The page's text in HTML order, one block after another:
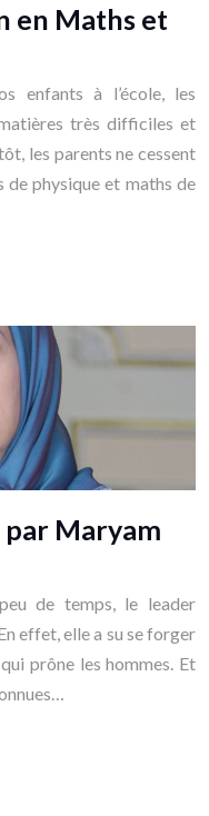
en Maths et
enfants à l’école, les
très difficiles et
les parents ne cessent
physique et maths de
par Maryam
de temps, le leader
effet, elle a su se forger
prône les hommes. Et